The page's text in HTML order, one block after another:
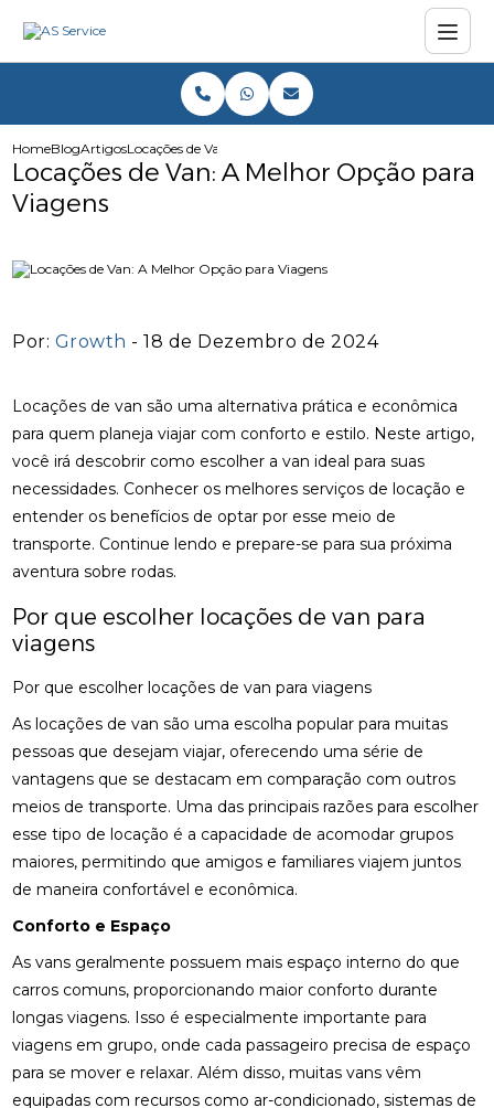
HomeBlogArtigosLocações de Van: A Melhor Opção para Viagens
Locações de Van: A Melhor Opção para
Viagens
Por: Growth - 18 de Dezembro de 2024
Locações de van são uma alternativa prática e econômica
para quem planeja viajar com conforto e estilo. Neste artigo,
você irá descobrir como escolher a van ideal para suas
necessidades. Conhecer os melhores serviços de locação e
entender os benefícios de optar por esse meio de
transporte. Continue lendo e prepare-se para sua próxima
aventura sobre rodas.
Por que escolher locações de van para
viagens
Por que escolher locações de van para viagens
As locações de van são uma escolha popular para muitas
pessoas que desejam viajar, oferecendo uma série de
vantagens que se destacam em comparação com outros
meios de transporte. Uma das principais razões para escolher
esse tipo de locação é a capacidade de acomodar grupos
maiores, permitindo que amigos e familiares viajem juntos
de maneira confortável e econômica.
Conforto e Espaço
As vans geralmente possuem mais espaço interno do que
carros comuns, proporcionando maior conforto durante
longas viagens. Isso é especialmente importante para
viagens em grupo, onde cada passageiro precisa de espaço
para se mover e relaxar. Além disso, muitas vans vêm
equipadas com recursos como ar-condicionado, sistemas de